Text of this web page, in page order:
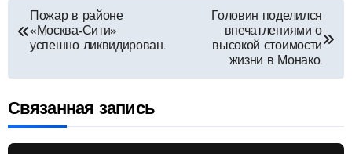
Навигация
по
записям
Пожар в районе
«Москва-Сити»
успешно ликвидирован.
Головин поделился
впечатлениями о
высокой стоимости
жизни в Монако.
Связанная запись